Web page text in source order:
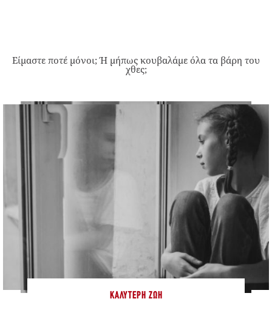
Είμαστε ποτέ μόνοι; Ή μήπως κουβαλάμε όλα τα βάρη του
χθες;
ΚΑΛΎΤΕΡΗ ΖΩΉ